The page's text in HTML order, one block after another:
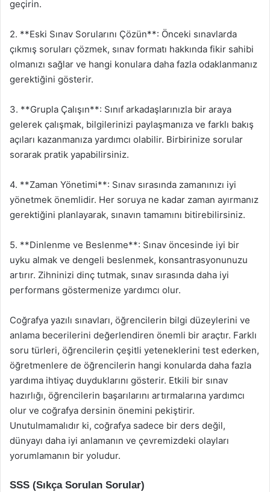
geçirin.
2. **Eski Sınav Sorularını Çözün**: Önceki sınavlarda
çıkmış soruları çözmek, sınav formatı hakkında fikir sahibi
olmanızı sağlar ve hangi konulara daha fazla odaklanmanız
gerektiğini gösterir.
3. **Grupla Çalışın**: Sınıf arkadaşlarınızla bir araya
gelerek çalışmak, bilgilerinizi paylaşmanıza ve farklı bakış
açıları kazanmanıza yardımcı olabilir. Birbirinize sorular
sorarak pratik yapabilirsiniz.
4. **Zaman Yönetimi**: Sınav sırasında zamanınızı iyi
yönetmek önemlidir. Her soruya ne kadar zaman ayırmanız
gerektiğini planlayarak, sınavın tamamını bitirebilirsiniz.
5. **Dinlenme ve Beslenme**: Sınav öncesinde iyi bir
uyku almak ve dengeli beslenmek, konsantrasyonunuzu
artırır. Zihninizi dinç tutmak, sınav sırasında daha iyi
performans göstermenize yardımcı olur.
Coğrafya yazılı sınavları, öğrencilerin bilgi düzeylerini ve
anlama becerilerini değerlendiren önemli bir araçtır. Farklı
soru türleri, öğrencilerin çeşitli yeteneklerini test ederken,
öğretmenlere de öğrencilerin hangi konularda daha fazla
yardıma ihtiyaç duyduklarını gösterir. Etkili bir sınav
hazırlığı, öğrencilerin başarılarını artırmalarına yardımcı
olur ve coğrafya dersinin önemini pekiştirir.
Unutulmamalıdır ki, coğrafya sadece bir ders değil,
dünyayı daha iyi anlamanın ve çevremizdeki olayları
yorumlamanın bir yoludur.
SSS (Sıkça Sorulan Sorular)